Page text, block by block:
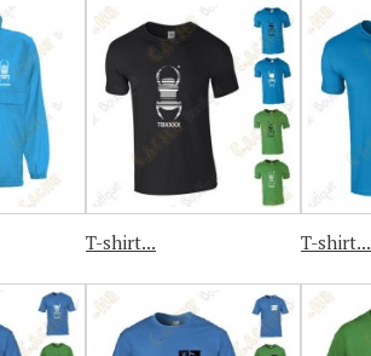
T-shirt... T-shirt...